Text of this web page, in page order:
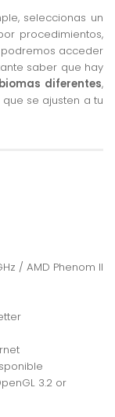
seleccionas un
procedimientos,
acceder
saber que hay
biomas diferentes,
se ajusten a tu
/ AMD Phenom II
3.2 or